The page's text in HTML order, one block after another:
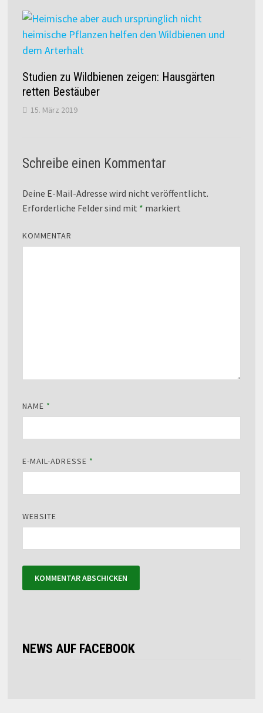
Studien zu Wildbienen zeigen: Hausgärten
retten Bestäuber
15. März 2019
Schreibe einen Kommentar
Deine E-Mail-Adresse wird nicht veröffentlicht.
Erforderliche Felder sind mit * markiert
KOMMENTAR
NAME *
E-MAIL-ADRESSE *
WEBSITE
NEWS AUF FACEBOOK